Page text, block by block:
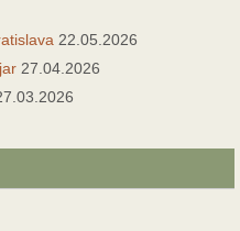
22.05.2026
27.04.2026